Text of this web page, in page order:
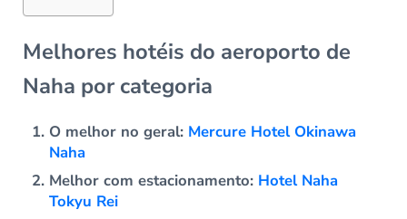
Melhores hotéis do aeroporto de
Naha por categoria
O melhor no geral: Mercure Hotel Okinawa
Naha
Melhor com estacionamento: Hotel Naha
Tokyu Rei